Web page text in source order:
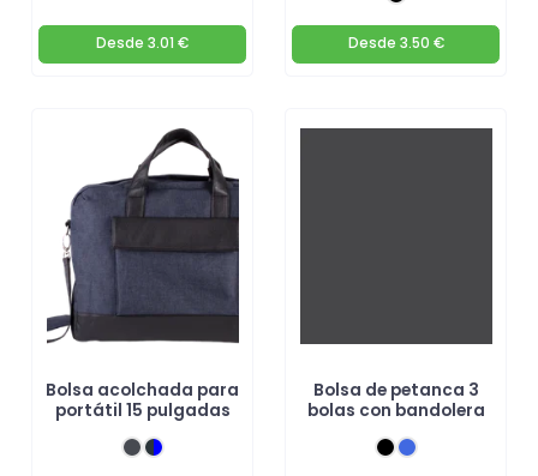
Desde 3.01 € Desde 3.50 €
Bolsa acolchada para
portátil 15 pulgadas
Bolsa de petanca 3
bolas con bandolera